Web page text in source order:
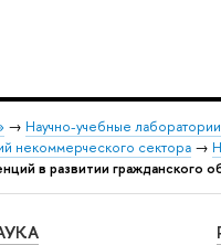
→ Научно-учебные лаборатории
некоммерческого сектора →
в развитии гражданского